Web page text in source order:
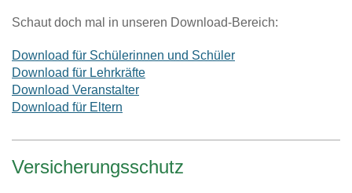
Schaut doch mal in unseren Download-Bereich:
Download für Schülerinnen und Schüler
Download für Lehrkräfte
Download Veranstalter
Download für Eltern
Versicherungsschutz